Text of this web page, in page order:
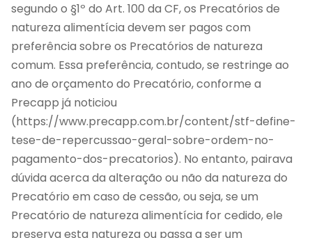
segundo o §1º do Art. 100 da CF, os Precatórios de
natureza alimentícia devem ser pagos com
preferência sobre os Precatórios de natureza
comum. Essa preferência, contudo, se restringe ao
ano de orçamento do Precatório, conforme a
Precapp já noticiou
(https://www.precapp.com.br/content/stf-define-
tese-de-repercussao-geral-sobre-ordem-no-
pagamento-dos-precatorios). No entanto, pairava
dúvida acerca da alteração ou não da natureza do
Precatório em caso de cessão, ou seja, se um
Precatório de natureza alimentícia for cedido, ele
preserva esta natureza ou passa a ser um